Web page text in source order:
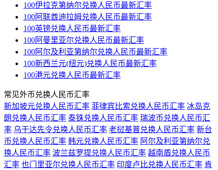
100伊拉克第纳尔兑换人民币最新汇率
100阿联酋迪拉姆兑换人民币最新汇率
100英镑兑换人民币最新汇率
100阿曼里亚尔兑换人民币最新汇率
100阿尔及利亚第纳尔兑换人民币最新汇率
100新西兰元(纽元)兑换人民币最新汇率
100港元兑换人民币最新汇率
常见外币兑换人民币汇率
新加坡元兑换人民币汇率 菲律宾比索兑换人民币汇率 冰岛克
朗兑换人民币汇率 泰铢兑换人民币汇率 瑞波币兑换人民币汇
率 乌干达先令兑换人民币汇率 老挝基普兑换人民币汇率 新台
币兑换人民币汇率 韩元兑换人民币汇率 阿尔及利亚第纳尔兑
换人民币汇率 波兰兹罗提兑换人民币汇率 越南盾兑换人民币
汇率 也门里亚尔兑换人民币汇率 印度卢比兑换人民币汇率 肯